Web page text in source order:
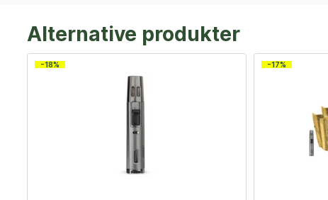
Alternative produkter
-18% -17%